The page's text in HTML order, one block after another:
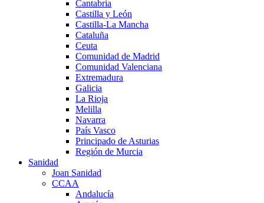
Cantabria
Castilla y León
Castilla-La Mancha
Cataluña
Ceuta
Comunidad de Madrid
Comunidad Valenciana
Extremadura
Galicia
La Rioja
Melilla
Navarra
País Vasco
Principado de Asturias
Región de Murcia
Sanidad
Joan Sanidad
CCAA
Andalucía